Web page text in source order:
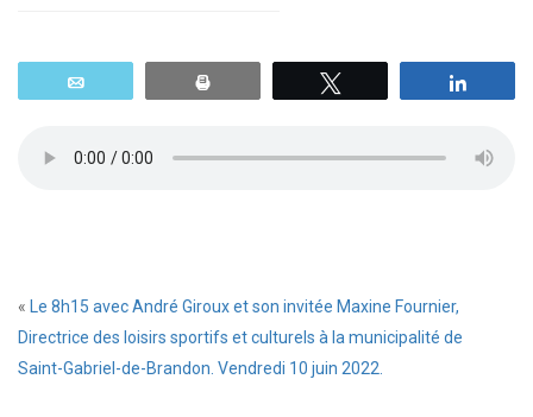
«
Le 8h15 avec André Giroux et son invitée Maxine Fournier,
Directrice des loisirs sportifs et culturels à la municipalité de
Saint-Gabriel-de-Brandon. Vendredi 10 juin 2022.